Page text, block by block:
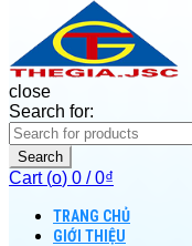
close
Search for:
Search
Cart (o) 0 / 0₫
TRANG CHỦ
GIỚI THIỆU